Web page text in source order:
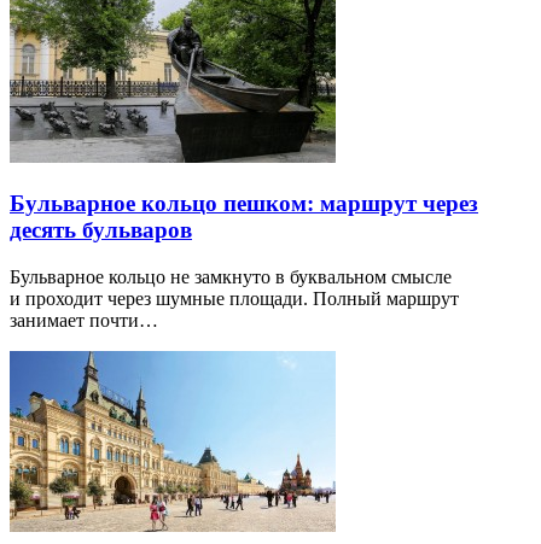
Бульварное кольцо пешком: маршрут через
десять бульваров
Бульварное кольцо не замкнуто в буквальном смысле
и проходит через шумные площади. Полный маршрут
занимает почти…